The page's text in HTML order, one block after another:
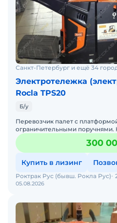
Санкт-Петербург и ещё 34
Электротележка
Rocla TPS20
Б/у
Перевозчик палет с
ограничительными поручнями.
грузоподъёмность 2000кг.
удобно работать на уклонах и р
300
Купить в лизинг
05.08.2026
Роктрак Рус (бывш. Рокла Рус)